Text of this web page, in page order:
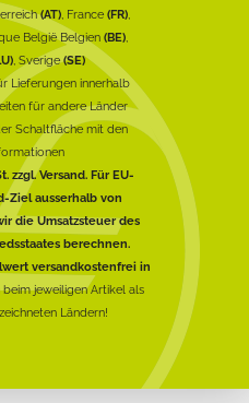
(AT), France (FR),
België Belgien (BE),
, Sverige(SE)
Lieferungen innerhalb
für andere Länder
Schaltfläche mit den
zzgl. Versand. Für EU-
Ziel ausserhalb von
die Umsatzsteuer des
berechnen.
versandkostenfrei in
jeweiligen Artikel als
Ländern!